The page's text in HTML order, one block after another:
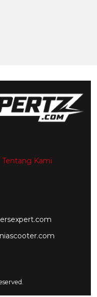
Tentang Kami